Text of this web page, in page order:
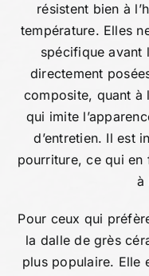
résistent bien à
température. Elles
spécifique avant
directement
composite, quant à
qui imite
d’entretien. Il est
pourriture, ce qui en
à
Pour ceux qui
la dalle de grès
plus populaire. Elle